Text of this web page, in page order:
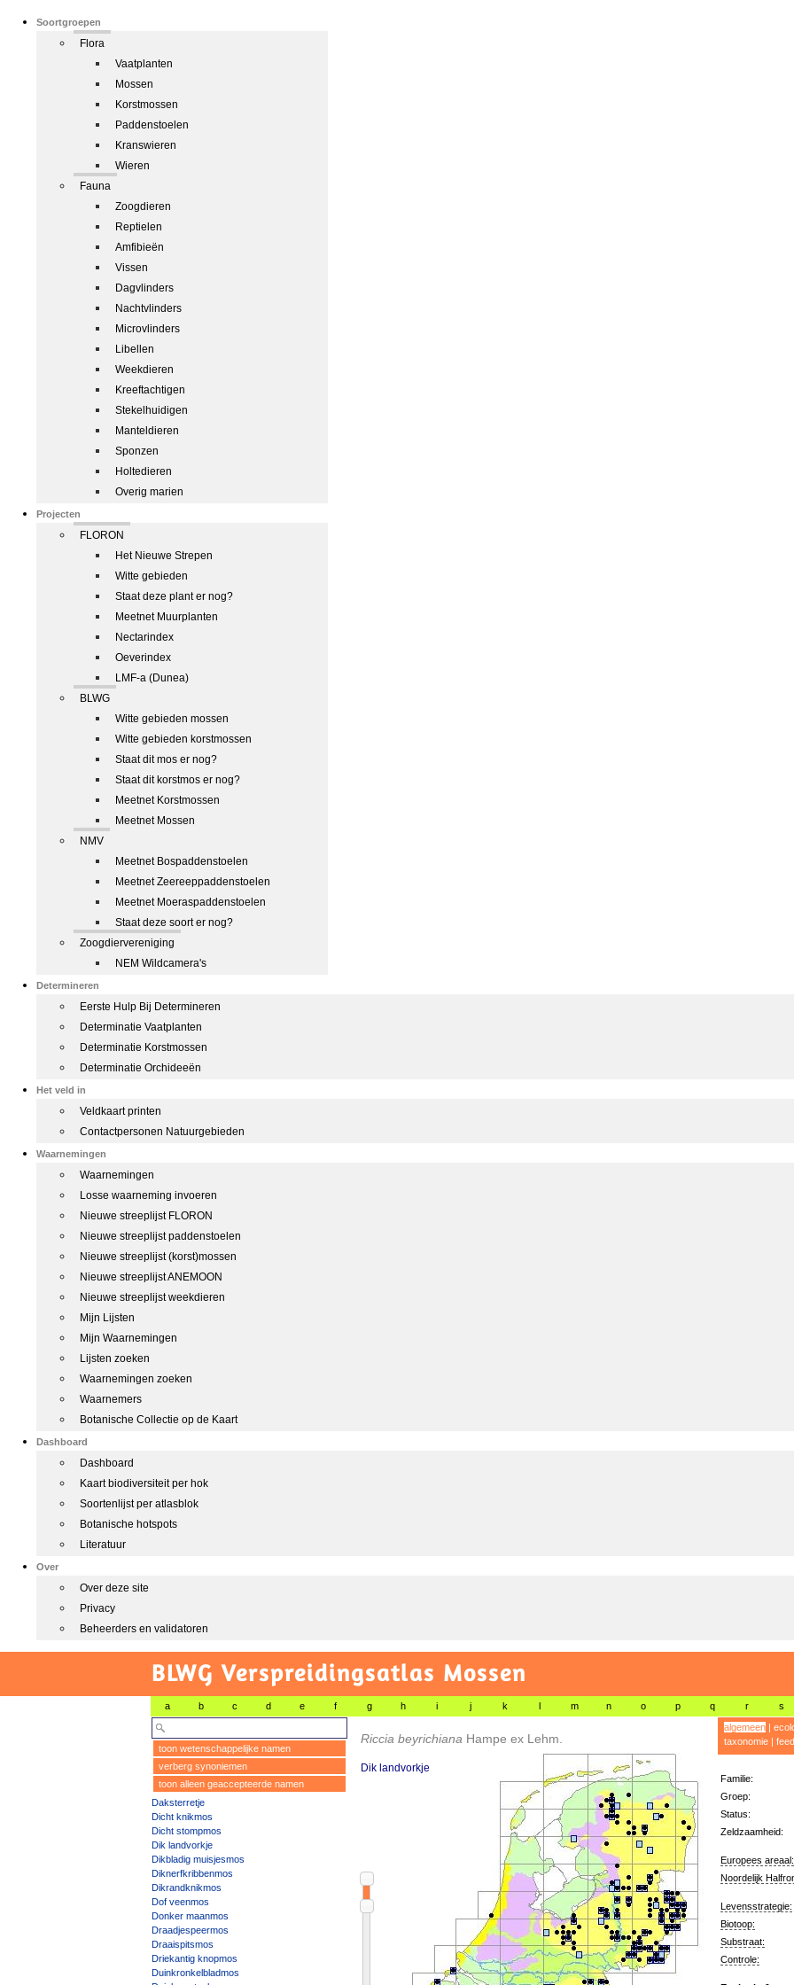
Soortgroepen
Flora
Vaatplanten
Mossen
Korstmossen
Paddenstoelen
Kranswieren
Wieren
Fauna
Zoogdieren
Reptielen
Amfibieën
Vissen
Dagvlinders
Nachtvlinders
Microvlinders
Libellen
Weekdieren
Kreeftachtigen
Stekelhuidigen
Manteldieren
Sponzen
Holtedieren
Overig marien
Projecten
FLORON
Het Nieuwe Strepen
Witte gebieden
Staat deze plant er nog?
Meetnet Muurplanten
Nectarindex
Oeverindex
LMF-a (Dunea)
BLWG
Witte gebieden mossen
Witte gebieden korstmossen
Staat dit mos er nog?
Staat dit korstmos er nog?
Meetnet Korstmossen
Meetnet Mossen
NMV
Meetnet Bospaddenstoelen
Meetnet Zeereeppaddenstoelen
Meetnet Moeraspaddenstoelen
Staat deze soort er nog?
Zoogdiervereniging
NEM Wildcamera's
Determineren
Eerste Hulp Bij Determineren
Determinatie Vaatplanten
Determinatie Korstmossen
Determinatie Orchideeën
Het veld in
Veldkaart printen
Contactpersonen Natuurgebieden
Waarnemingen
Waarnemingen
Losse waarneming invoeren
Nieuwe streeplijst FLORON
Nieuwe streeplijst paddenstoelen
Nieuwe streeplijst (korst)mossen
Nieuwe streeplijst ANEMOON
Nieuwe streeplijst weekdieren
Mijn Lijsten
Mijn Waarnemingen
Lijsten zoeken
Waarnemingen zoeken
Waarnemers
Botanische Collectie op de Kaart
Dashboard
Dashboard
Kaart biodiversiteit per hok
Soortenlijst per atlasblok
Botanische hotspots
Literatuur
Over
Over deze site
Privacy
Beheerders en validatoren
BLWG Verspreidingsatlas Mossen
a b c d e f g h i j k l m n o p q r s
toon wetenschappelijke namen
verberg synoniemen
toon alleen geaccepteerde namen
Daksterretje
Dicht knikmos
Dicht stompmos
Dik landvorkje
Dikbladig muisjesmos
Diknerfkribbenmos
Dikrandknikmos
Dof veenmos
Donker maanmos
Draadjespeermos
Draaispitsmos
Driekantig knopmos
Duinkronkelbladmos
Riccia beyrichiana Hampe ex Lehm.
Dik landvorkje
algemeen|
taxonomie|
Familie:
Groep:
Status:
Zeldzaamheid:
Europees areaal:
Noordelijk
Levensstrategie:
Biotoop:
Substraat:
Controle: